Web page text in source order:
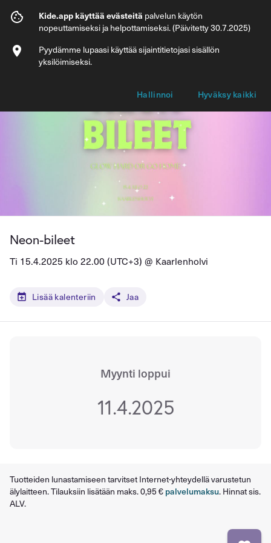
Neon-bileet
Info Lipputyypit
Neon-bileet
Ti 15.4.2025 klo 22.00 (UTC+3) @ Kaarlenholvi
Lisää kalenteriin Jaa
Myynti loppui
11.4.2025
Tuotteiden lunastamiseen tarvitset Internet-yhteydellä varustetun
älylaitteen. Tilauksiin lisätään maks. 0,95 €palvelumaksu. Hinnat sis.
ALV.
Kide.app käyttää evästeitä palvelun käytön
nopeuttamiseksi ja helpottamiseksi. (Päivitetty 30.7.2025)
Pyydämme lupaasi käyttää sijaintitietojasi sisällön
yksilöimiseksi.
Hallinnoi Hyväksy kaikki